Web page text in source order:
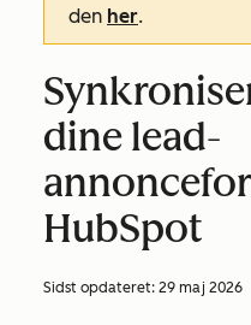
den her.
dine lead-
HubSpot
Sidst opdateret: 29 maj 2026